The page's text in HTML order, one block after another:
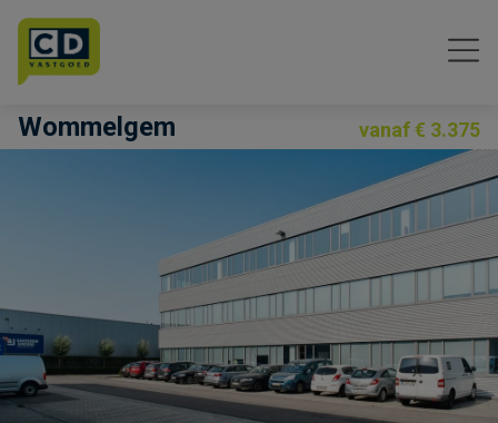
Menu overslaan en naar de inhoud gaan
Wommelgem vanaf € 3.375
Previous